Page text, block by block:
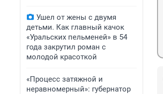
Ушел от жены с двумя
детьми. Как главный качок
«Уральских пельменей» в 54
года закрутил роман с
молодой красоткой
«Процесс затяжной и
неравномерный»: губернатор